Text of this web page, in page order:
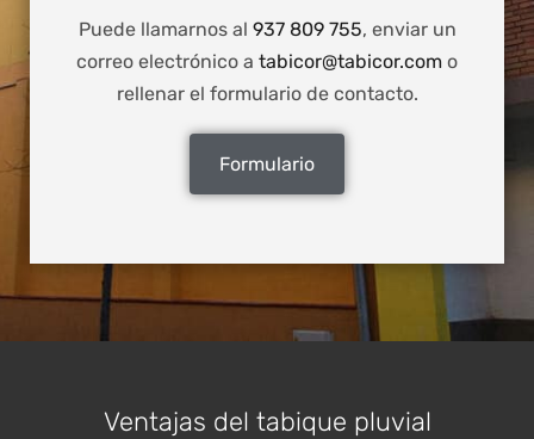
Puede llamarnos al 937 809 755, enviar un
correo electrónico a tabicor@tabicor.com o
rellenar el formulario de contacto.
Formulario
Ventajas del tabique pluvial